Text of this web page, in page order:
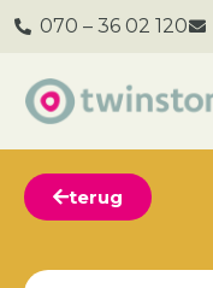
070 – 36 02 120
terug